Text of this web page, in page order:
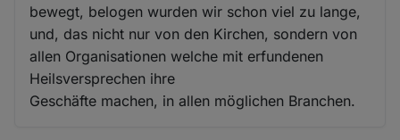
bewegt, belogen wurden wir schon viel zu lange,
und, das nicht nur von den Kirchen, sondern von
allen Organisationen welche mit erfundenen
Heilsversprechen ihre
Geschäfte machen, in allen möglichen Branchen.